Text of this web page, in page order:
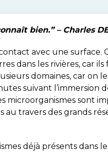
bien.” – Charles
avec une surface.
dans les rivières, car
domaines, car on
suivant l’immersion
microorganismes sont
travers des grands
déjà présents dans